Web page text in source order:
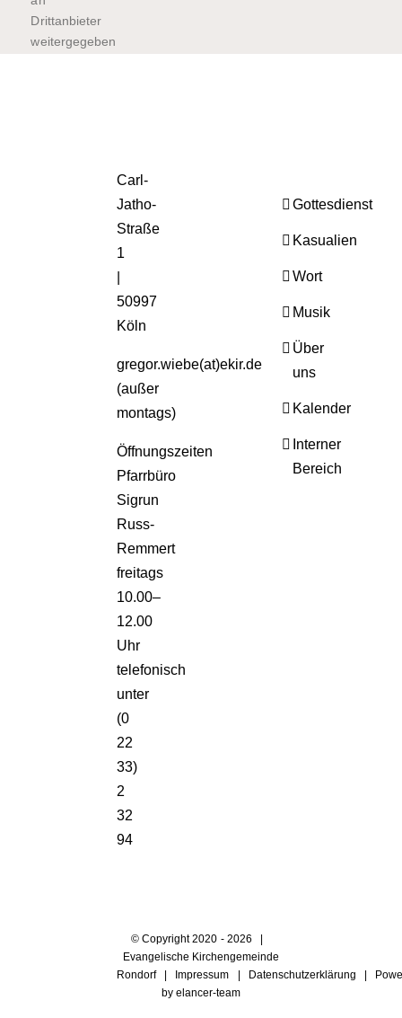
Drittanbieter
weitergegeben
Carl-
Jatho-
Straße
1
50997
Köln
gregor.wiebe(at)ekir.de
(außer
montags)
Öffnungszeiten
Pfarrbüro
Sigrun
Russ-
Remmert
freitags
10.00–
12.00
Uhr
telefonisch
unter
(0
22
33)
2
32
94
Gottesdienst
Kasualien
Wort
Musik
Über
uns
Kalender
Interner
Bereich
© Copyright 2020 - 2026 |
Evangelische Kirchengemeinde
Rondorf |
Impressum Datenschutzerklärung |
by elancer-team